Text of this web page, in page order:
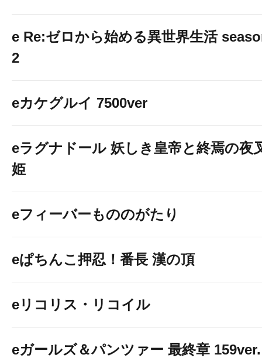
e Re:ゼロから始める異世界生活
2
eカケグルイ 7500ver
eラグナドール 妖しき皇帝と終焉の夜
姫
eフィーバーもののがたり
eぱちんこ押忍！番長 漢の頂
eリコリス・リコイル
eガールズ＆パンツァー 最終章 159ver.